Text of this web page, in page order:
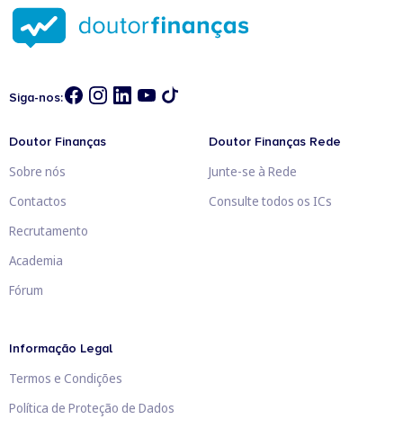
Siga-nos:
Doutor Finanças
Sobre nós
Contactos
Recrutamento
Academia
Fórum
Doutor Finanças Rede
Junte-se à Rede
Consulte todos os ICs
Informação Legal
Termos e Condições
Política de Proteção de Dados